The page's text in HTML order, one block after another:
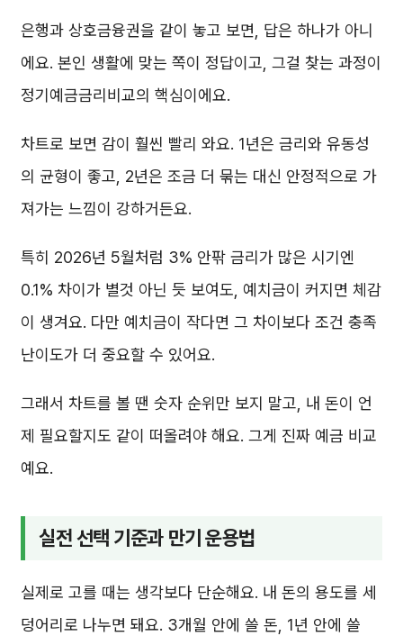
은행과 상호금융권을 같이 놓고 보면, 답은 하나가 아니
에요. 본인 생활에 맞는 쪽이 정답이고, 그걸 찾는 과정이
정기예금금리비교의 핵심이에요.
차트로 보면 감이 훨씬 빨리 와요. 1년은 금리와 유동성
의 균형이 좋고, 2년은 조금 더 묶는 대신 안정적으로 가
져가는 느낌이 강하거든요.
특히 2026년 5월처럼 3% 안팎 금리가 많은 시기엔
0.1% 차이가 별것 아닌 듯 보여도, 예치금이 커지면 체감
이 생겨요. 다만 예치금이 작다면 그 차이보다 조건 충족
난이도가 더 중요할 수 있어요.
그래서 차트를 볼 땐 숫자 순위만 보지 말고, 내 돈이 언
제 필요할지도 같이 떠올려야 해요. 그게 진짜 예금 비교
예요.
실전 선택 기준과 만기 운용법
실제로 고를 때는 생각보다 단순해요. 내 돈의 용도를 세
덩어리로 나누면 돼요. 3개월 안에 쓸 돈, 1년 안에 쓸